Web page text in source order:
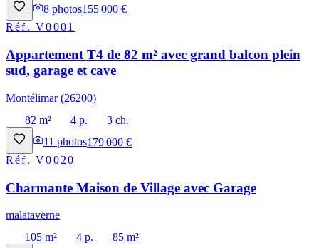
8 photos155 000 €
Réf.V0001
Appartement T4 de 82 m² avec grand balcon plein
sud, garage et cave
Montélimar (26200)
82 m²
4 p.
3 ch.
11 photos179 000 €
Réf.V0020
Charmante Maison de Village avec Garage
malataverne
105 m²
4 p.
85 m²